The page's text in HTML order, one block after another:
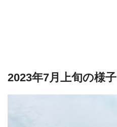
2023年7月上旬の様子